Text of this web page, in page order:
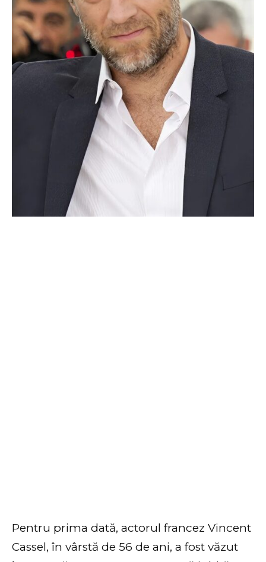
Pentru prima dată, actorul francez Vincent
Cassel, în vârstă de 56 de ani, a fost văzut